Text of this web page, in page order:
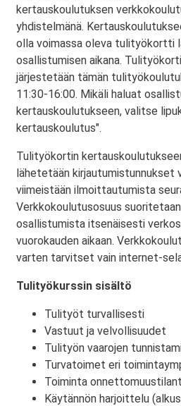
kertauskoulutuksen
yhdistelmänä.
olla voimassa oleva tulityökortti
osallistumisen aikana.
järjestetään tämän
11:30-16:00. Mikäli haluat
kertauskoulutukseen, valitse
kertauskoulutus".
Tulityökortin
lähetetään kirjautumistunnukset
viimeistään ilmoittautumista
Verkkokoulutusosuus
osallistumista itsenäisesti
vuorokauden aikaan.
varten tarvitset vain internet-
Tulityökurssin sisältö
Tulityöt turvallisesti
Vastuut ja velvollisuudet
Tulityön vaarojen
Turvatoimet eri
Toiminta
Käytännön harjoittelu